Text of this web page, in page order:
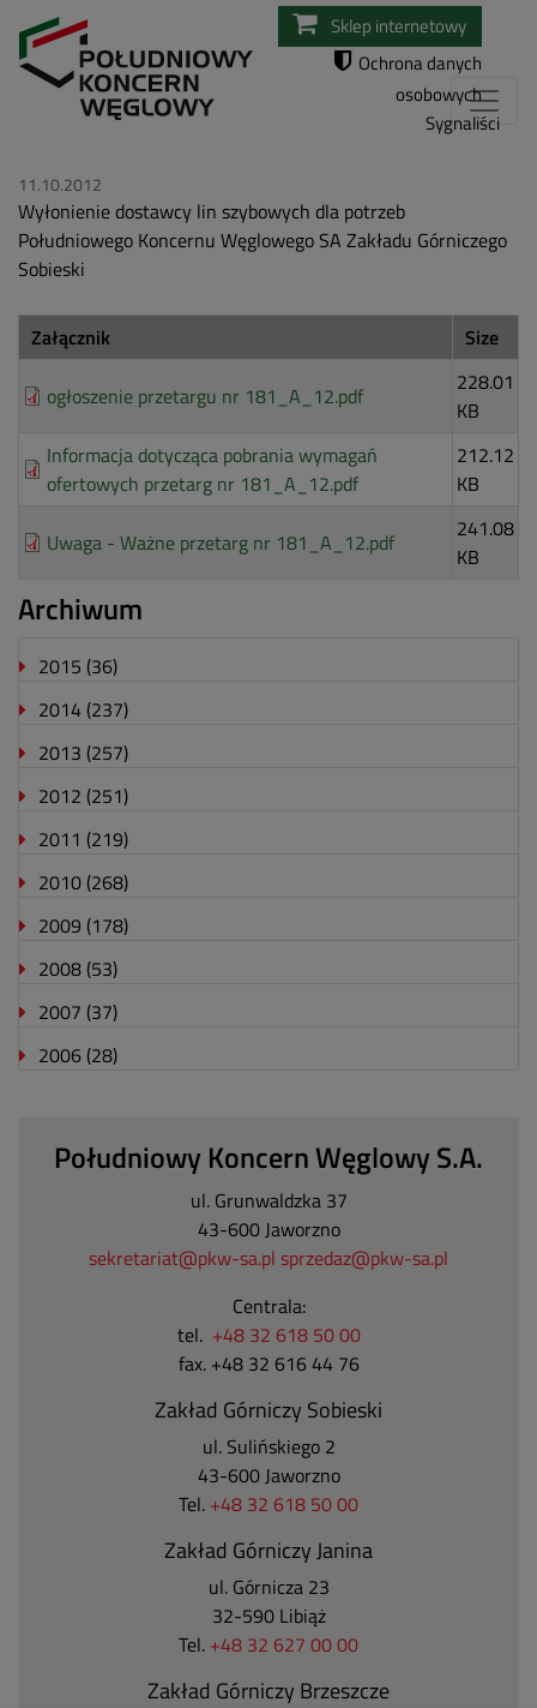
Przejdź
do
Sklep internetowy
Ochrona danych
osobowych
Sygnaliści
11.10.2012
Wyłonienie dostawcy lin szybowych dla potrzeb
Południowego Koncernu Węglowego SA Zakładu Górniczego
Sobieski
Załącznik Size
ogłoszenie przetargu nr 181_A_12.pdf
228.01
KB
Informacja dotycząca pobrania wymagań
ofertowych przetarg nr 181_A_12.pdf
212.12
KB
Uwaga - Ważne przetarg nr 181_A_12.pdf
241.08
KB
Archiwum
2015 (36)
2014 (237)
2013 (257)
2012 (251)
2011 (219)
2010 (268)
2009 (178)
2008 (53)
2007 (37)
2006 (28)
Południowy Koncern Węglowy S.A.
ul. Grunwaldzka 37
43-600 Jaworzno
sekretariat@pkw-sa.pl sprzedaz@pkw-sa.pl
Centrala:
tel. +48 32 618 50 00
fax. +48 32 616 44 76
Zakład Górniczy Sobieski
ul. Sulińskiego 2
43-600 Jaworzno
Tel. +48 32 618 50 00
Zakład Górniczy Janina
ul. Górnicza 23
32-590 Libiąż
Tel. +48 32 627 00 00
Zakład Górniczy Brzeszcze